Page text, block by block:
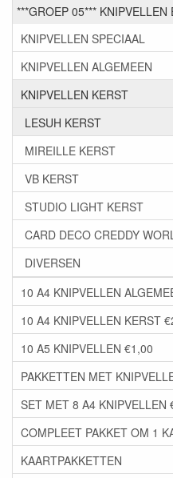
***GROEP 05*** KNIPVELLEN
KNIPVELLEN SPECIAAL
KNIPVELLEN ALGEMEEN
KNIPVELLEN KERST
LESUH KERST
MIREILLE KERST
VB KERST
STUDIO LIGHT KERST
CARD DECO CREDDY
DIVERSEN
10 A4 KNIPVELLEN
10 A4 KNIPVELLEN KERST
10 A5 KNIPVELLEN €1,00
PAKKETTEN MET
SET MET 8 A4 KNIPVELLEN
COMPLEET PAKKET OM 1
KAARTPAKKETTEN